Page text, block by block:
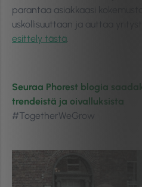
parantaa asiakkaasi
uskollisuuttaan ja auttaa
esittely tästä
Seuraa Phorest blogia
trendeistä ja oivalluksista
#TogetherWeGrow